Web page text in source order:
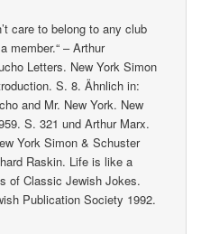
care to belong to any club
member.“ – Arthur
Letters. New York Simon
S. 8. Ähnlich in:
and Mr. New York. New
S. 321 und Arthur Marx.
York Simon & Schuster
Raskin. Life is like a
of Classic Jewish Jokes.
Publication Society 1992.